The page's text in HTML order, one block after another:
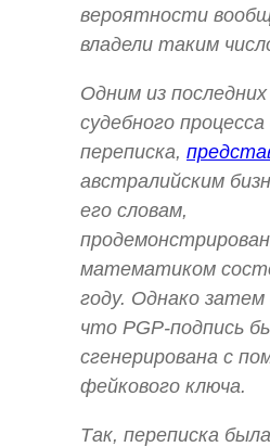
вероятности
владели таким
Одним из последних
судебного
переписка,
австралийским
его словам,
математиком
году. Однако затем
что PGP-подпись
сгенерирована с
фейкового ключа.
Так, переписка